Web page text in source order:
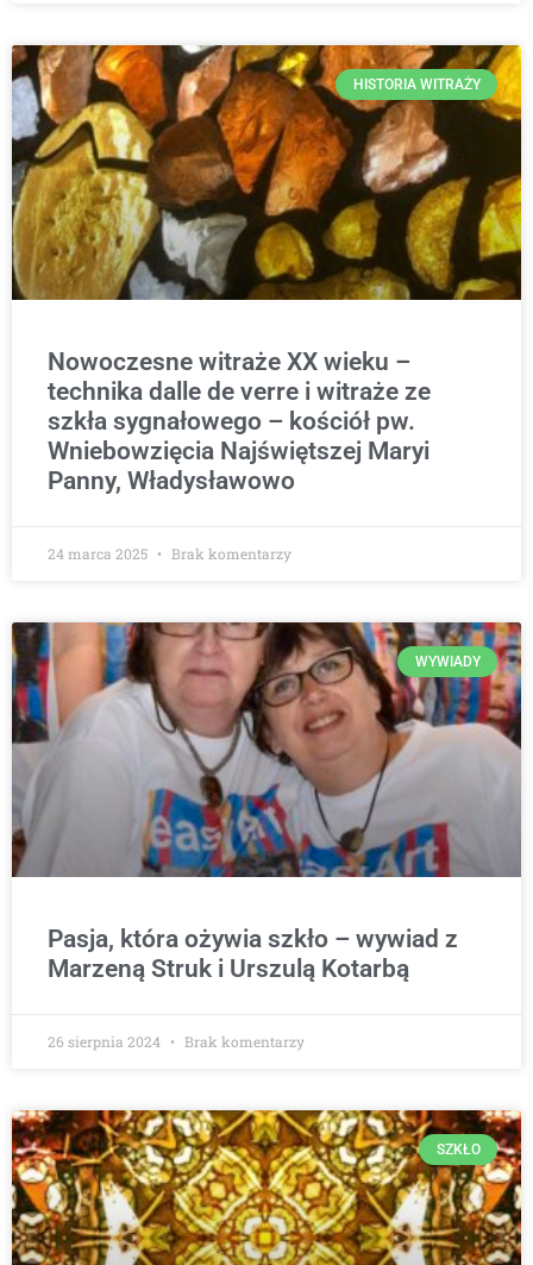
HISTORIA WITRAŻY
Nowoczesne witraże XX wieku –
technika dalle de verre i witraże ze
szkła sygnałowego – kościół pw.
Wniebowzięcia Najświętszej Maryi
Panny, Władysławowo
24 marca 2025 Brak komentarzy
WYWIADY
Pasja, która ożywia szkło – wywiad z
Marzeną Struk i Urszulą Kotarbą
26 sierpnia 2024 Brak komentarzy
SZKŁO